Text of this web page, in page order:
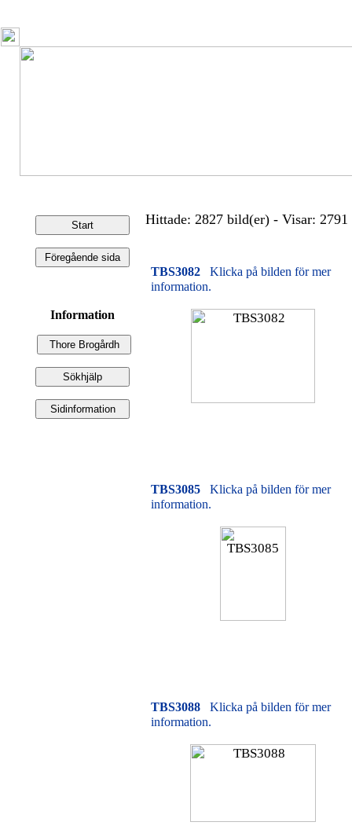
Information
Hittade: 2827 bild(er) - Visar:
TBS3082
Klicka på bilden för mer
information.
TBS3085
Klicka på bilden för mer
information.
TBS3088
Klicka på bilden för mer
information.